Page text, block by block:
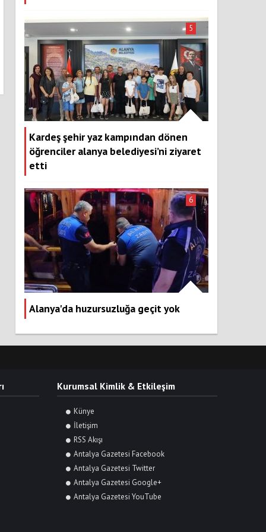
Kardeş şehir yaz kampından dönen
öğrenciler alanya belediyesi’ni ziyaret
etti
5
Alanya'da huzursuzluğa geçit yok
6
Kurumsal Kimlik & Etkileşim
Künye
İletişim
RSS Akışı
Antalya Gazetesi Facebook
Antalya Gazetesi Twitter
Antalya Gazetesi Google+
Antalya Gazetesi YouTube